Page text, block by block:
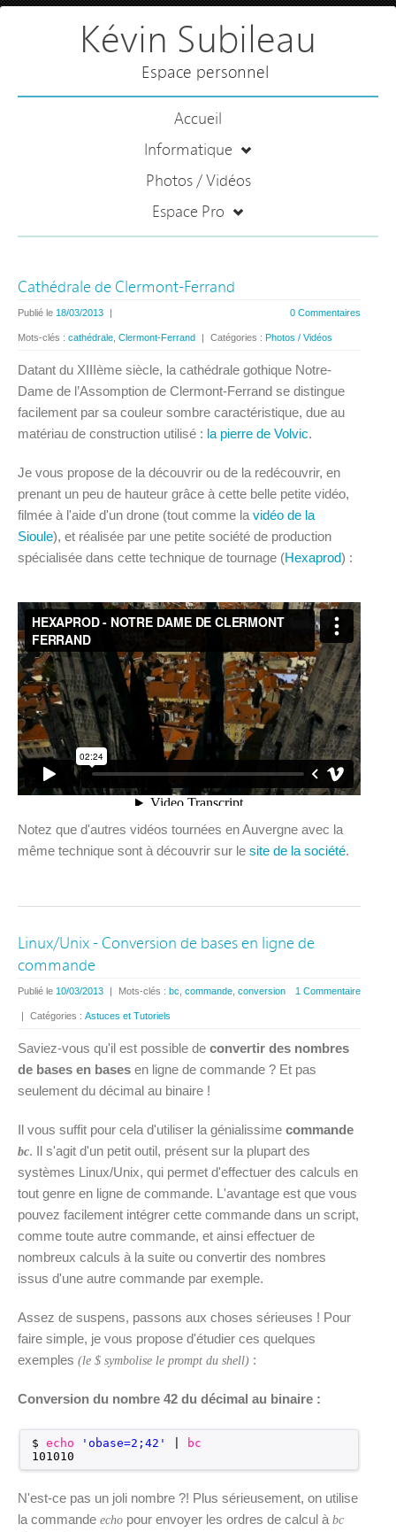
Kévin Subileau
Espace personnel
Accueil
Informatique
Photos / Vidéos
Espace Pro
Cathédrale de Clermont-Ferrand
0 Commentaires
Publié le 18/03/2013 |
Mots-clés : cathédrale Clermont-Ferrand | Catégories : Photos / Vidéos
Datant du XIIIème siècle, la cathédrale gothique Notre-
Dame de l’Assomption de Clermont-Ferrand se distingue
facilement par sa couleur sombre caractéristique, due au
matériau de construction utilisé : la pierre de Volvic.
Je vous propose de la découvrir ou de la redécouvrir, en
prenant un peu de hauteur grâce à cette belle petite vidéo,
filmée à l'aide d'un drone (tout comme la vidéo de la
Sioule), et réalisée par une petite société de production
spécialisée dans cette technique de tournage (Hexaprod) :
Notez que d'autres vidéos tournées en Auvergne avec la
même technique sont à découvrir sur le site de la société.
Linux/Unix - Conversion de bases en ligne de
commande
1 Commentaire
Publié le 10/03/2013 | Mots-clés : bc commande conversion
| Catégories : Astuces et Tutoriels
Saviez-vous qu'il est possible de convertir des nombres
de bases en bases en ligne de commande ? Et pas
seulement du décimal au binaire !
Il vous suffit pour cela d'utiliser la génialissime commande
bc. Il s'agit d'un petit outil, présent sur la plupart des
systèmes Linux/Unix, qui permet d'effectuer des calculs en
tout genre en ligne de commande. L'avantage est que vous
pouvez facilement intégrer cette commande dans un script,
comme toute autre commande, et ainsi effectuer de
nombreux calculs à la suite ou convertir des nombres
issus d'une autre commande par exemple.
Assez de suspens, passons aux choses sérieuses ! Pour
faire simple, je vous propose d'étudier ces quelques
exemples (le $ symbolise le prompt du shell) :
Conversion du nombre 42 du décimal au binaire :
$ echo 'obase=2;42'
bc
101010
N'est-ce pas un joli nombre ?! Plus sérieusement, on utilise
la commande echo pour envoyer les ordres de calcul à bc